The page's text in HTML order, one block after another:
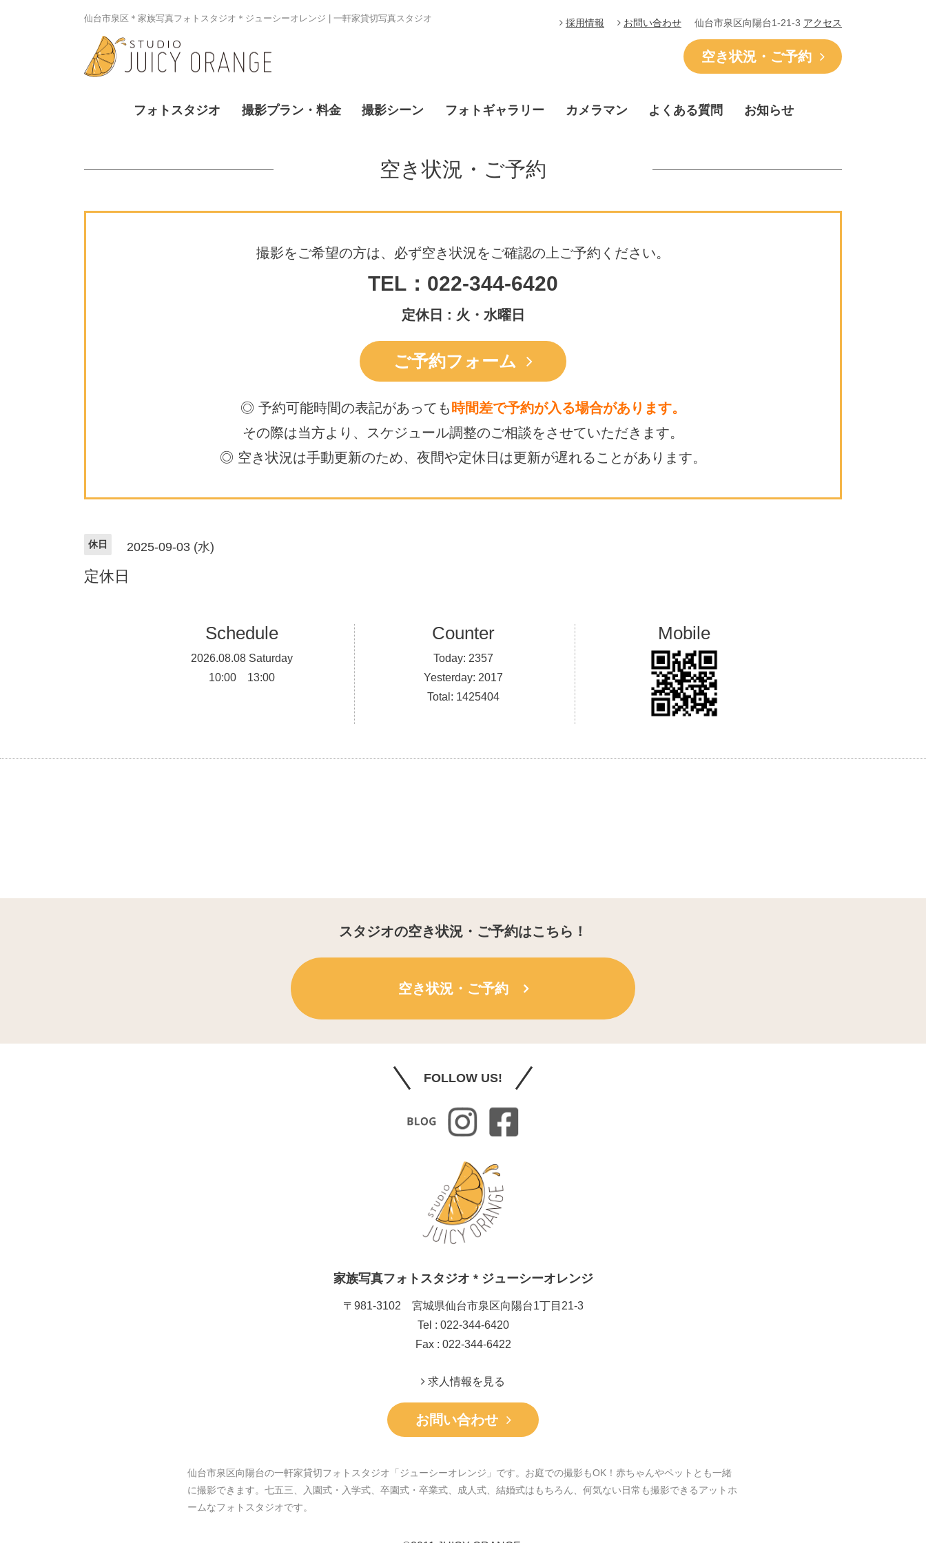
仙台市泉区＊家族写真フォトスタジオ＊ジューシーオレンジ | 一軒家貸切写真スタジオ 採用情報 お問い合わせ 仙台市泉区向陽台1-21-3 アクセス
空き状況・ご予約
フォトスタジオ 撮影プラン・料金 撮影シーン フォトギャラリー カメラマン よくある質問 お知らせ
空き状況・ご予約
撮影をご希望の方は、必ず空き状況をご確認の上ご予約ください。
TEL：022-344-6420
定休日 : 火・水曜日
ご予約フォーム
◎ 予約可能時間の表記があっても 時間差で予約が入る場合があります。
その際は当方より、スケジュール調整のご相談をさせていただきます。
◎ 空き状況は手動更新のため、 夜間や定休日は更新が遅れることがあります。
休日 2025-09-03 (水)
定休日
Schedule
2026.08.08 Saturday
10:00 13:00
Counter
Today: 2357
Yesterday: 2017
Total: 1425404
Mobile
スタジオの空き状況・ご予約はこちら！
空き状況・ご予約
FOLLOW US!
家族写真フォトスタジオ * ジューシーオレンジ
〒981-3102 宮城県仙台市泉区向陽台1丁目21-3
Tel : 022-344-6420
Fax : 022-344-6422
求人情報を見る
お問い合わせ
仙台市泉区向陽台の一軒家貸切フォトスタジオ「ジューシーオレンジ」です。お庭での撮影もOK！赤ちゃんやペットとも一緒
に撮影できます。七五三、入園式・入学式、卒園式・卒業式、成人式、結婚式はもちろん、何気ない日常も撮影できるアットホ
ームなフォトスタジオです。